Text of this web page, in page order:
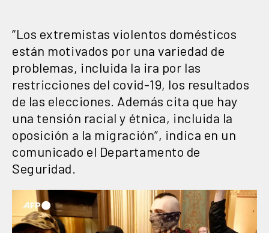
“Los extremistas violentos domésticos
están motivados por una variedad de
problemas, incluida la ira por las
restricciones del covid-19, los resultados
de las elecciones. Además cita que hay
una tensión racial y étnica, incluida la
oposición a la migración”, indica en un
comunicado el Departamento de
Seguridad.